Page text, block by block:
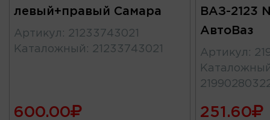
левый+правый Самара
Артикул : 21233743021
Каталожный : 21233743021
600.00
ВАЗ-2123
АвтоВаз
Артикул :
251.60